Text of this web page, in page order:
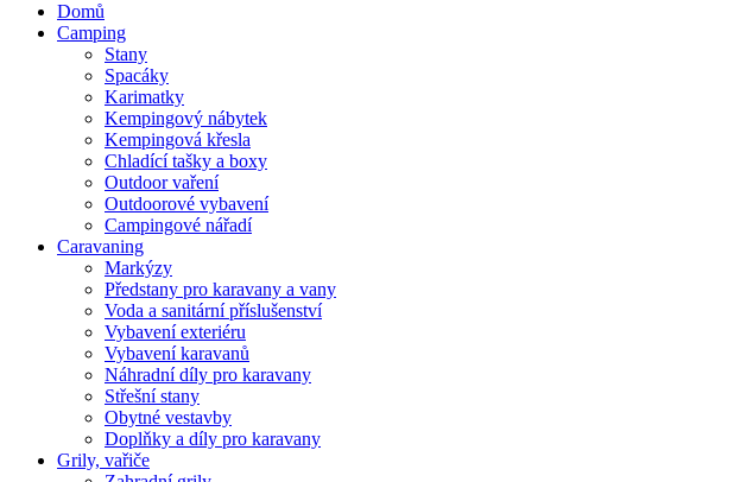
Domů
Camping
Stany
Spacáky
Karimatky
Kempingový nábytek
Kempingová křesla
Chladící tašky a boxy
Outdoor vaření
Outdoorové vybavení
Campingové nářadí
Caravaning
Markýzy
Předstany pro karavany a vany
Voda a sanitární příslušenství
Vybavení exteriéru
Vybavení karavanů
Náhradní díly pro karavany
Střešní stany
Obytné vestavby
Doplňky a díly pro karavany
Grily, vařiče